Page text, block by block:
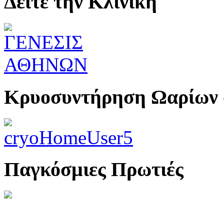
Κρυοσυντήρηση
Παγκόσμιες Πρωτιές